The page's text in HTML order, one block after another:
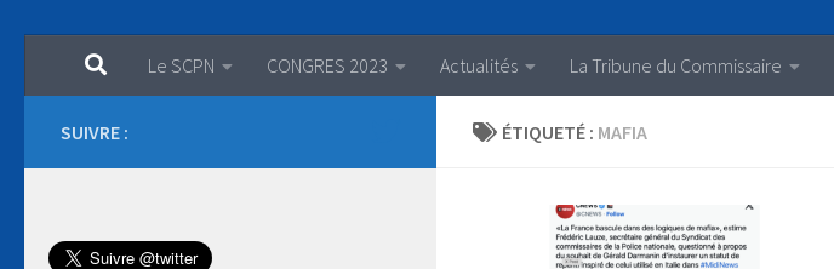
Le SCPN CONGRES 2023 Actualités La Tribune du Commissaire
ÉTIQUETÉ : MAFIA
SUIVRE :